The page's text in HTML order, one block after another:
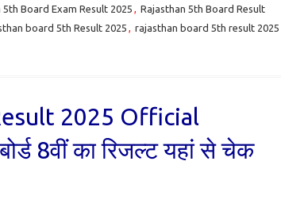
5th Board Exam Result 2025 , Rajasthan 5th Board Result
board 5th Result 2025 , rajasthan board 5th result 2025
2025 Official
8वीं का रिजल्ट यहां से चेक